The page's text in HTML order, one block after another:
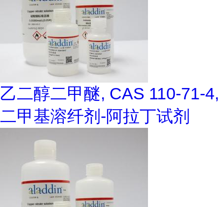
乙二醇二甲醚, CAS 110-71-4,
二甲基溶纤剂-阿拉丁试剂